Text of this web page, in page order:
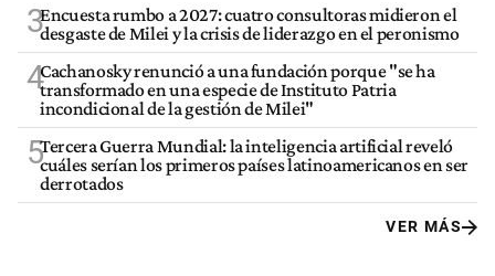
3Encuesta rumbo a 2027: cuatro consultoras midieron el
desgaste de Milei y la crisis de liderazgo en el peronismo
4Cachanosky renunció a una fundación porque "se ha
transformado en una especie de Instituto Patria
incondicional de la gestión de Milei"
5Tercera Guerra Mundial: la inteligencia artificial reveló
cuáles serían los primeros países latinoamericanos en ser
derrotados
VER MÁS